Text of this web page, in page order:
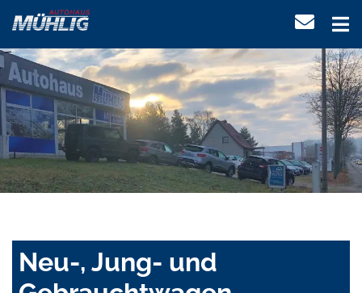
Neu-, Jung- und